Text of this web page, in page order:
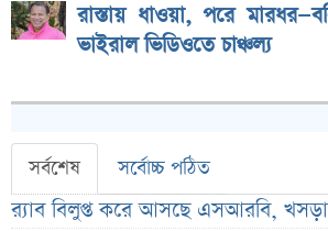
রাস্তায় ধাওয়া, পরে
ভাইরাল ভিডিওতে চাঞ্চল্য
সর্বশেষ সর্বোচ্চ পঠিত
র‌্যাব বিলুপ্ত করে আসছে এসআরবি,